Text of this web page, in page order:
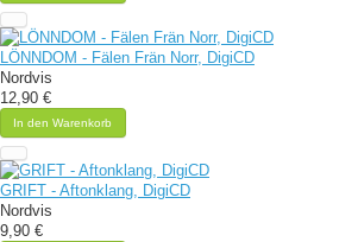
LÖNNDOM - Fälen Frän Norr, DigiCD
Nordvis
12,90 €
In den Warenkorb
GRIFT - Aftonklang, DigiCD
Nordvis
9,90 €